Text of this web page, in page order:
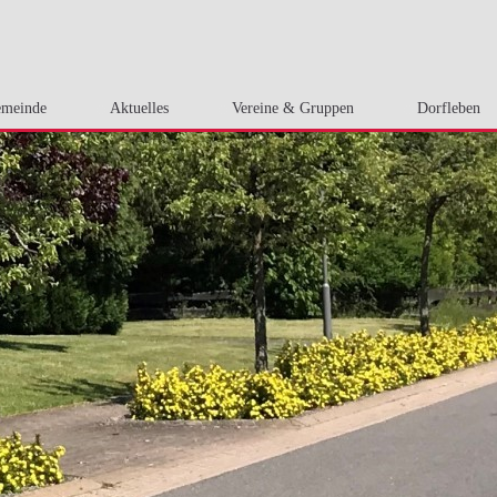
Aktuelles Vereine & Gruppen Dorfleben